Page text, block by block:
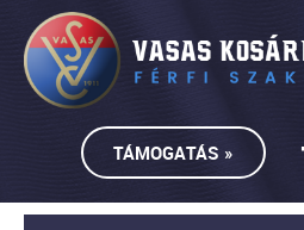
TÁMOGATÁS »